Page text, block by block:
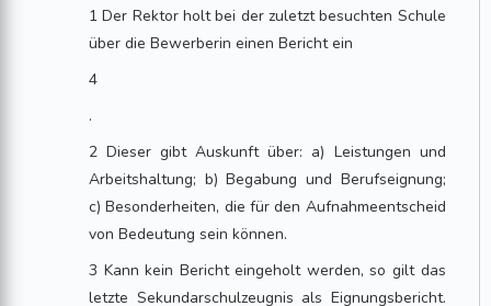
1 Der Rektor holt bei der zuletzt besuchten Schule
über die Bewerberin einen Bericht ein
4
.
2 Dieser gibt Auskunft über: a) Leistungen und
Arbeitshaltung; b) Begabung und Berufseignung;
c) Besonderheiten, die für den Aufnahmeentscheid
von Bedeutung sein können.
3 Kann kein Bericht eingeholt werden, so gilt das
letzte Sekundarschulzeugnis als Eignungsbericht.